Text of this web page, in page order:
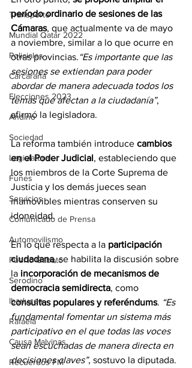
Transporte
Mundial Qatar 2022
Policiales
Carcarañá
Elecciones 2023
Andino
Sociedad
Legislatura
Funes
Servicios
Comunicado de Prensa
Automovilismo
Puerto Gaboto
Serodino
Ibarlucea
Rafaela
Causa Malvinas
Recuerdos FM
período ordinario de sesiones de las
Cámaras, que actualmente va de mayo
a noviembre, similar a lo que ocurre en
otras provincias. “Es importante que las
sesiones se extiendan para poder
abordar de manera adecuada todos los
temas que afectan a la ciudadanía”,
afirmó la legisladora.
La reforma también introduce cambios
en el Poder Judicial, estableciendo que
los miembros de la Corte Suprema de
Justicia y los demás jueces sean
inamovibles mientras conserven su
idoneidad.
En lo que respecta a la participación
ciudadana, se habilita la discusión sobre
la incorporación de mecanismos de
democracia semidirecta, como
consultas populares y referéndums. “Es
fundamental fomentar un sistema más
participativo en el que todas las voces
sean escuchadas de manera directa en
decisiones claves”, sostuvo la diputada.